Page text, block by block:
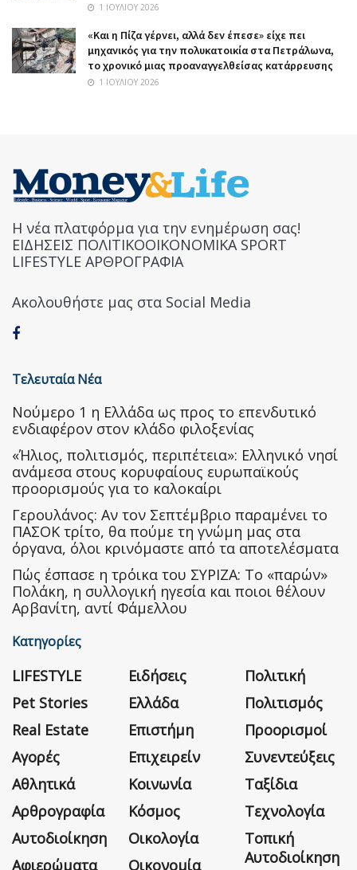
1 ΙΟΥΛΊΟΥ 2026
«Και η Πίζα γέρνει, αλλά δεν έπεσε» είχε πει
μηχανικός για την πολυκατοικία στα Πετράλωνα,
το χρονικό μιας προαναγγελθείσας κατάρρευσης
1 ΙΟΥΛΊΟΥ 2026
Η νέα πλατφόρμα για την ενημέρωση σας!
ΕΙΔΗΣΕΙΣ ΠΟΛΙΤΙΚΟΟΙΚΟΝΟΜΙΚΑ SPORT
LIFESTYLE ΑΡΘΡΟΓΡΑΦΙΑ
Ακολουθήστε μας στα Social Media
Τελευταία Νέα
Nούμερο 1 η Ελλάδα ως προς το επενδυτικό
ενδιαφέρον στον κλάδο φιλοξενίας
«Ήλιος, πολιτισμός, περιπέτεια»: Ελληνικό νησί
ανάμεσα στους κορυφαίους ευρωπαϊκούς
προορισμούς για το καλοκαίρι
Γερουλάνος: Αν τον Σεπτέμβριο παραμένει το
ΠΑΣΟΚ τρίτο, θα πούμε τη γνώμη μας στα
όργανα, όλοι κρινόμαστε από τα αποτελέσματα
Πώς έσπασε η τρόικα του ΣΥΡΙΖΑ: Το «παρών»
Πολάκη, η συλλογική ηγεσία και ποιοι θέλουν
Αρβανίτη, αντί Φάμελλου
Κατηγορίες
LIFESTYLE
Pet Stories
Real Estate
Αγορές
Αθλητικά
Αρθρογραφία
Αυτοδιοίκηση
Αφιερώματα
Ειδήσεις
Ελλάδα
Επιστήμη
Επιχειρείν
Κοινωνία
Κόσμος
Οικολογία
Οικονομία
Πολιτική
Πολιτισμός
Προορισμοί
Συνεντεύξεις
Ταξίδια
Τεχνολογία
Τοπική
Αυτοδιοίκηση